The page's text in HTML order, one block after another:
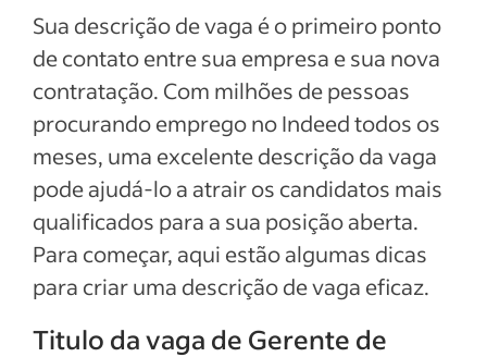
Responsabilidades e deveres de Gerente
de estoque
Qualificações e habilidades de Gerente de
estoque
Exemplos de descrição da vaga
Ver mais
Sua descrição de vaga é o primeiro ponto
de contato entre sua empresa e sua nova
contratação. Com milhões de pessoas
procurando emprego no Indeed todos os
meses, uma excelente descrição da vaga
pode ajudá-lo a atrair os candidatos mais
qualificados para a sua posição aberta.
Para começar, aqui estão algumas dicas
para criar uma descrição de vaga eficaz.
Titulo da vaga de Gerente de